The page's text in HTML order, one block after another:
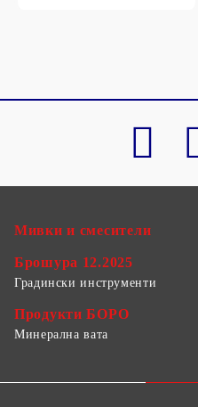
Мивки и смесители
Брошура 12.2025
Градински инструменти
Продукти БОРО
Минерална вата